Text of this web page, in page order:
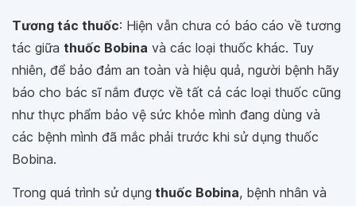
Tương tác thuốc: Hiện vẫn chưa có báo cáo về tương
tác giữa thuốc Bobina và các loại thuốc khác. Tuy
nhiên, để bảo đảm an toàn và hiệu quả, người bệnh hãy
báo cho bác sĩ nắm được về tất cả các loại thuốc cũng
như thực phẩm bảo vệ sức khỏe mình đang dùng và
các bệnh mình đã mắc phải trước khi sử dụng thuốc
Bobina.
Trong quá trình sử dụng thuốc Bobina, bệnh nhân và